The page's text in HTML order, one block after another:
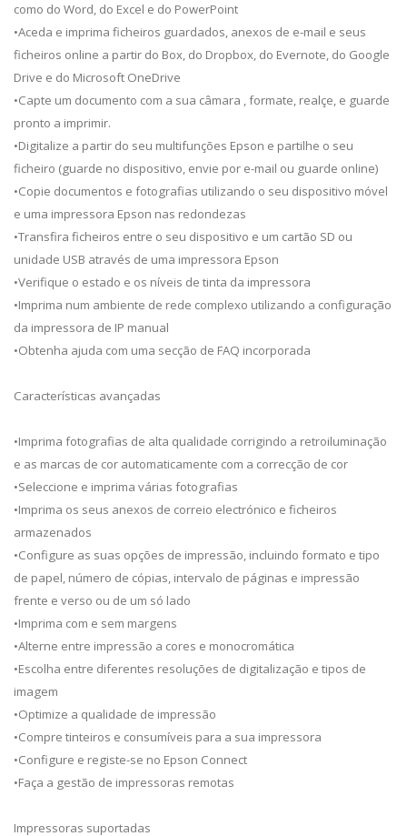
como do Word, do Excel e do PowerPoint
•Aceda e imprima ficheiros guardados, anexos de e-mail e seus
ficheiros online a partir do Box, do Dropbox, do Evernote, do Google
Drive e do Microsoft OneDrive
•Capte um documento com a sua câmara , formate, realçe, e guarde
pronto a imprimir.
•Digitalize a partir do seu multifunções Epson e partilhe o seu
ficheiro (guarde no dispositivo, envie por e-mail ou guarde online)
•Copie documentos e fotografias utilizando o seu dispositivo móvel
e uma impressora Epson nas redondezas
•Transfira ficheiros entre o seu dispositivo e um cartão SD ou
unidade USB através de uma impressora Epson
•Verifique o estado e os níveis de tinta da impressora
•Imprima num ambiente de rede complexo utilizando a configuração
da impressora de IP manual
•Obtenha ajuda com uma secção de FAQ incorporada
Características avançadas
•Imprima fotografias de alta qualidade corrigindo a retroiluminação
e as marcas de cor automaticamente com a correcção de cor
•Seleccione e imprima várias fotografias
•Imprima os seus anexos de correio electrónico e ficheiros
armazenados
•Configure as suas opções de impressão, incluindo formato e tipo
de papel, número de cópias, intervalo de páginas e impressão
frente e verso ou de um só lado
•Imprima com e sem margens
•Alterne entre impressão a cores e monocromática
•Escolha entre diferentes resoluções de digitalização e tipos de
imagem
•Optimize a qualidade de impressão
•Compre tinteiros e consumíveis para a sua impressora
•Configure e registe-se no Epson Connect
•Faça a gestão de impressoras remotas
Impressoras suportadas